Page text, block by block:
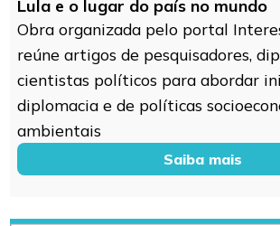
Lula e o lugar do país no mundo
Obra organizada pelo portal
reúne artigos de pesquisadores,
cientistas políticos para abordar
diplomacia e de políticas
ambientais
Saiba mais